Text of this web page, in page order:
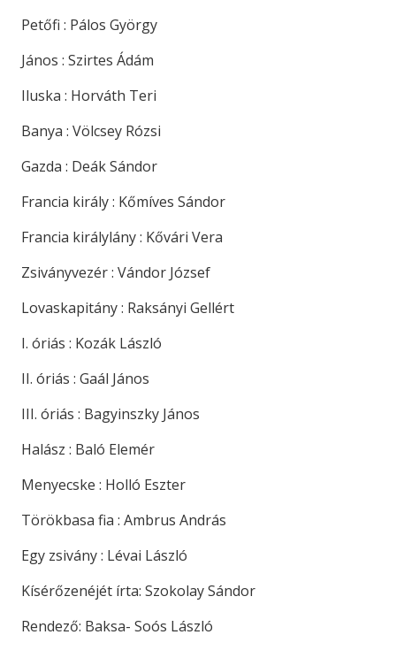
Petőfi : Pálos György
János : Szirtes Ádám
Iluska : Horváth Teri
Banya : Völcsey Rózsi
Gazda : Deák Sándor
Francia király : Kőmíves Sándor
Francia királylány : Kővári Vera
Zsiványvezér : Vándor József
Lovaskapitány : Raksányi Gellért
I. óriás : Kozák László
II. óriás : Gaál János
III. óriás : Bagyinszky János
Halász : Baló Elemér
Menyecske : Holló Eszter
Törökbasa fia : Ambrus András
Egy zsivány : Lévai László
Kísérőzenéjét írta: Szokolay Sándor
Rendező: Baksa- Soós László